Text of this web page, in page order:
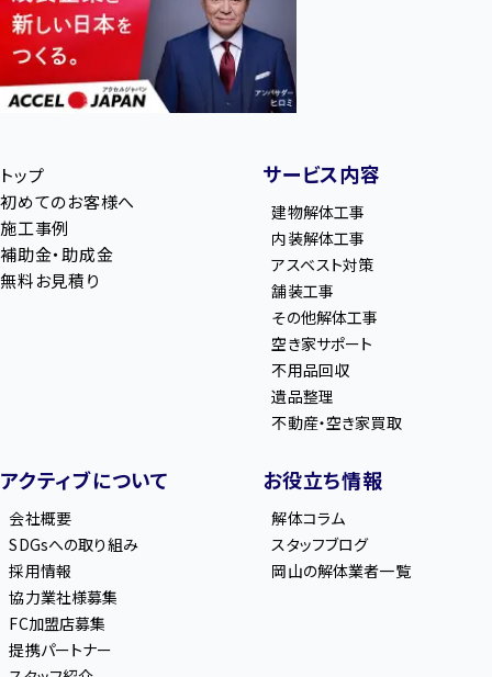
トップ
初めてのお客様へ
施工事例
補助金・助成金
無料お見積り
サービス内容
建物解体工事
内装解体工事
アスベスト対策
舗装工事
その他解体工事
空き家サポート
不用品回収
遺品整理
不動産・空き家買取
アクティブについて
会社概要
SDGsへの取り組み
採用情報
協力業社様募集
FC加盟店募集
提携パートナー
お役立ち情報
解体コラム
スタッフブログ
岡山の解体業者一覧